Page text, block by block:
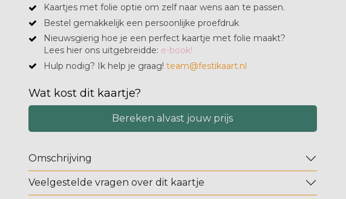
Kaartjes met folie optie om zelf naar wens aan te passen.
Bestel gemakkelijk een persoonlijke proefdruk
Nieuwsgierig hoe je een perfect kaartje met folie maakt?
Lees hier ons uitgebreidde: e-book!
Hulp nodig? Ik help je graag! team@festikaart.nl
Wat kost dit kaartje?
Bereken alvast jouw prijs
Omschrijving
Veelgestelde vragen over dit kaartje